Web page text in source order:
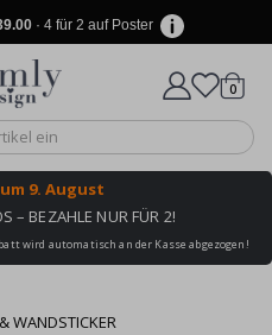
· 4 für 2 auf Poster
Wagen
0
9. August
– BEZAHLE NUR FÜR 2!
wird automatisch an der Kasse abgezogen!
WANDSTICKER